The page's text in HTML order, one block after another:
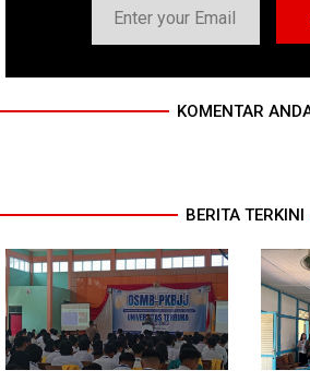
KOMENTAR
BERITA TERKINI